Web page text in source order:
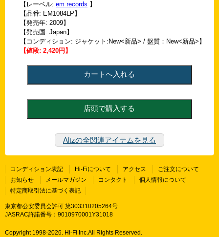
【レーベル: em records 】
【品番: EM1084LP】
【発売年: 2009】
【発売国: Japan】
【コンディション: ジャケット:New<新品> / 盤質：New<新品>】
【値段: 2,420円】
Altzの全関連アイテムを見る
コンディション表記 Hi-Fiについて アクセス
ご注文について
お知らせ
メールマガジン コンタクト
個人情報について
特定商取引法に基づく表記
東京都公安委員会許可 第303310205264号
JASRAC許諾番号：9010970001Y31018
Copyright 1998-2026. Hi-Fi Inc.All Rights Reserved.